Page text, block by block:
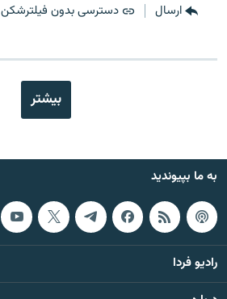
ارسال دسترسی بدون فیلترشکن
بیشتر
به ما بپیوندید
رادیو فردا